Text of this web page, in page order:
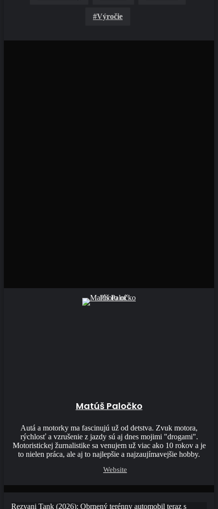
Výročie
Matúš Paločko
Autá a motorky ma fascinujú už od detstva. Zvuk motora,
rýchlosť a vzrušenie z jazdy sú aj dnes mojimi "drogami".
Motoristickej žurnalistike sa venujem už viac ako 10 rokov a je
to nielen práca, ale aj to najlepšie a najzaujímavejšie hobby.
Website
Rezvani Tank (2026): Obrnený terénny automobil teraz s